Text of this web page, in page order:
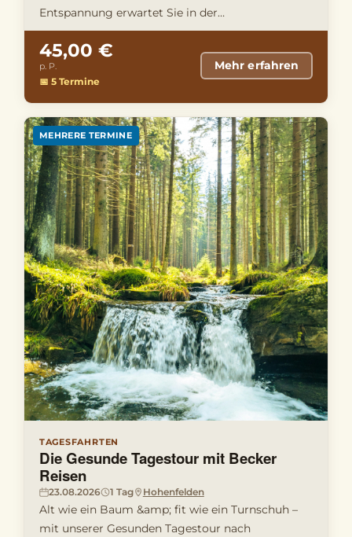
Entspannung erwartet Sie in der
Obermaintherme Bad Staffelstein – das …
45,00 €
p. P.
📅 5 Termine
Mehr erfahren
MEHRERE TERMINE
TAGESFAHRTEN
Die Gesunde Tagestour mit Becker
Reisen
23.08.2026 1 Tag Hohenfelden
Alt wie ein Baum &amp; fit wie ein Turnschuh –
mit unserer Gesunden Tagestour nach